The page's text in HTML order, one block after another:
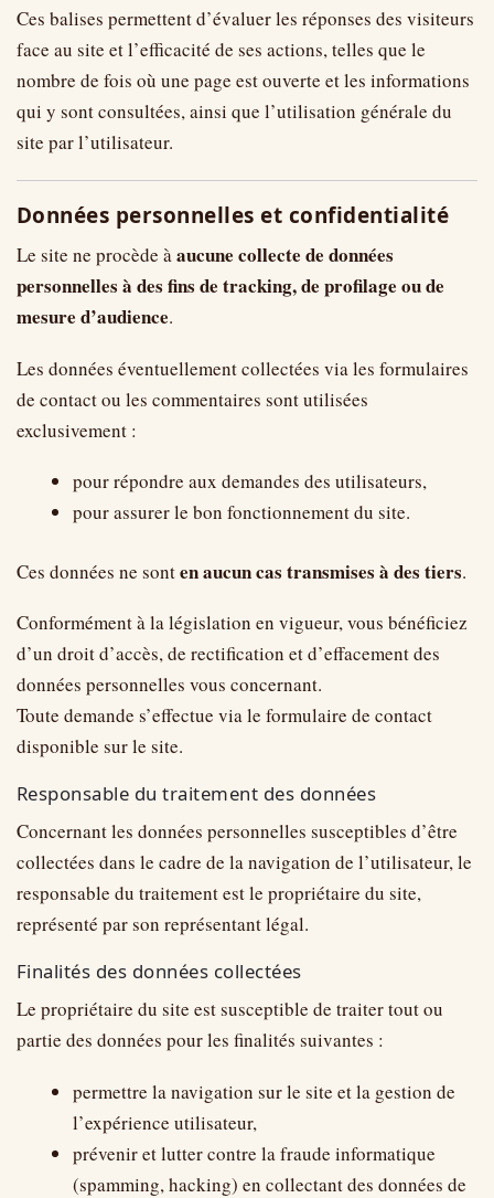
Ces balises permettent d’évaluer les réponses des visiteurs
face au site et l’efficacité de ses actions, telles que le
nombre de fois où une page est ouverte et les informations
qui y sont consultées, ainsi que l’utilisation générale du
site par l’utilisateur.
Données personnelles et confidentialité
Le site ne procède àaucune collecte de données
personnelles à des fins de tracking, de profilage ou de
mesure d’audience.
Les données éventuellement collectées via les formulaires
de contact ou les commentaires sont utilisées
exclusivement :
pour répondre aux demandes des utilisateurs,
pour assurer le bon fonctionnement du site.
Ces données ne sonten aucun cas transmises à des tiers.
Conformément à la législation en vigueur, vous bénéficiez
d’un droit d’accès, de rectification et d’effacement des
données personnelles vous concernant.
Toute demande s’effectue via le formulaire de contact
disponible sur le site.
Responsable du traitement des données
Concernant les données personnelles susceptibles d’être
collectées dans le cadre de la navigation de l’utilisateur, le
responsable du traitement est le propriétaire du site,
représenté par son représentant légal.
Finalités des données collectées
Le propriétaire du site est susceptible de traiter tout ou
partie des données pour les finalités suivantes :
permettre la navigation sur le site et la gestion de
l’expérience utilisateur,
prévenir et lutter contre la fraude informatique
(spamming, hacking) en collectant des données de